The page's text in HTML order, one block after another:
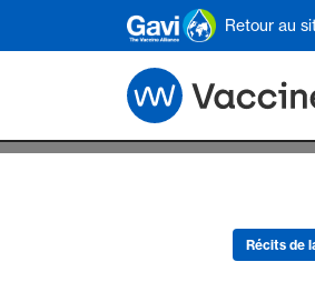
Skip to main content
Retour au
Récits de